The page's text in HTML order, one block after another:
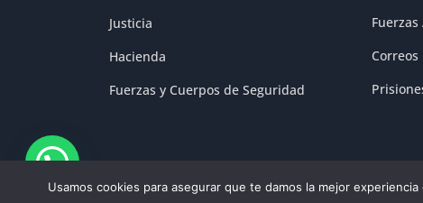
Justicia
Hacienda
Fuerzas y Cuerpos de Seguridad
Correos
Aviso Legal|
Usamos cookies para asegurar que te damos la mejor